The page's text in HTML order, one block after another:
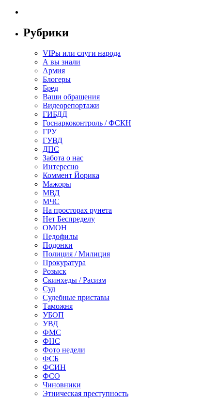
Рубрики
VIPы или слуги народа
А вы знали
Армия
Блогеры
Бред
Ваши обращения
Видеорепортажи
ГИБДД
Госнаркоконтроль / ФСКН
ГРУ
ГУВД
ДПС
Забота о нас
Интересно
Коммент Йорика
Мажоры
МВД
МЧС
На просторах рунета
Нет Беспределу
ОМОН
Педофилы
Подонки
Полиция / Милиция
Прокуратура
Розыск
Скинхеды / Расизм
Суд
Судебные приставы
Таможня
УБОП
УВД
ФМС
ФНС
Фото недели
ФСБ
ФСИН
ФСО
Чиновники
Этническая преступность